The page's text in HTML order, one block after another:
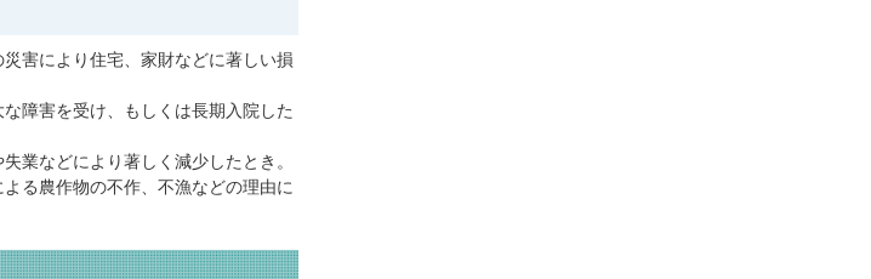
害により住宅、家財などに著しい損
障害を受け、もしくは長期入院した
業などにより著しく減少したとき。
る農作物の不作、不漁などの理由に